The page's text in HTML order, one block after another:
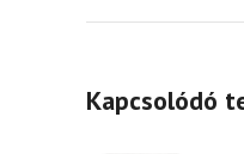
Kapcsolódó